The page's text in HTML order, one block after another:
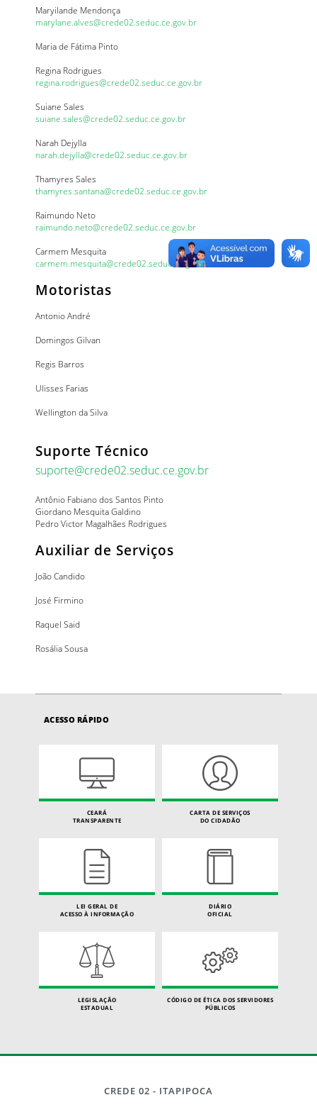
Maryilande Mendonça
marylane.alves@crede02.seduc.ce.gov.br
Maria de Fátima Pinto
Regina Rodrigues
regina.rodrigues@crede02.seduc.ce.gov.br
Suiane Sales
suiane.sales@crede02.seduc.ce.gov.br
Narah Dejylla
narah.dejylla@crede02.seduc.ce.gov.br
Thamyres Sales
thamyres.santana@crede02.seduc.ce.gov.br
Raimundo Neto
raimundo.neto@crede02.seduc.ce.gov.br
Carmem Mesquita
carmem.mesquita@crede02.seduc.ce.gov.br
Motoristas
Antonio André
Domingos Gilvan
Regis Barros
Ulisses Farias
Wellington da Silva
Suporte Técnico
suporte@crede02.seduc.ce.gov.br
Antônio Fabiano dos Santos Pinto
Giordano Mesquita Galdino
Pedro Victor Magalhães Rodrigues
Auxiliar de Serviços
João Candido
José Firmino
Raquel Said
Rosália Sousa
ACESSO RÁPIDO
CEARÁ
TRANSPARENTE
CARTA DE SERVIÇOS
DO CIDADÃO
LEI GERAL DE
ACESSO À INFORMAÇÃO
DIÁRIO
OFICIAL
LEGISLAÇÃO
ESTADUAL
CÓDIGO DE ÉTICA DOS SERVIDORES
PÚBLICOS
CREDE 02 - ITAPIPOCA